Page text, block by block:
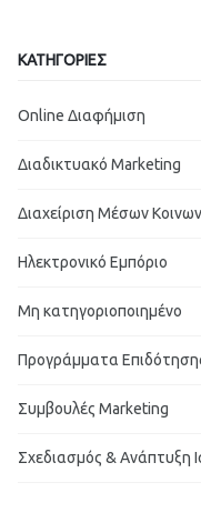
ΚΑΤΗΓΟΡΙΕΣ
Online Διαφήμιση
Διαδικτυακό Marketing
Διαχείριση Μέσων
Ηλεκτρονικό Εμπόριο
Μη κατηγοριοποιημένο
Προγράμματα
Συμβουλές Marketing
Σχεδιασμός & Ανάπτυξη